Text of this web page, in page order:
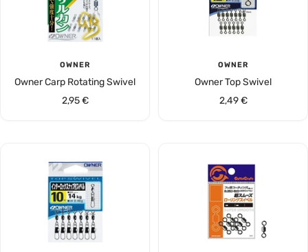
OWNER
Owner Carp Rotating Swivel
Angebotspreis
2,95 €
OWNER
Owner Top Swivel
Angebotspreis
2,49 €